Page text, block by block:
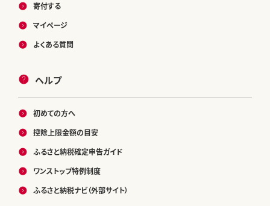
寄付する
マイページ
よくある質問
ヘルプ
初めての方へ
控除上限金額の目安
ふるさと納税確定申告ガイド
ワンストップ特例制度
ふるさと納税ナビ（外部サイト）